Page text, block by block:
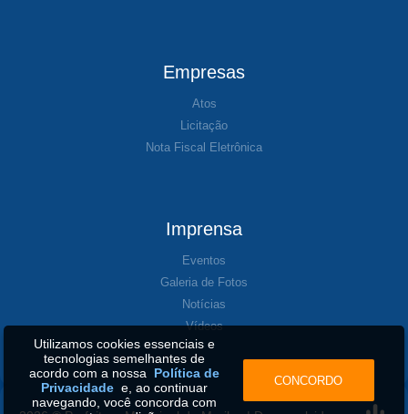
Empresas
Atos
Licitação
Nota Fiscal Eletrônica
Imprensa
Eventos
Galeria de Fotos
Notícias
Vídeos
Utilizamos cookies essenciais e
tecnologias semelhantes de
acordo com a nossa Política de
Privacidadee, ao continuar
navegando, você concorda com
CONCORDO